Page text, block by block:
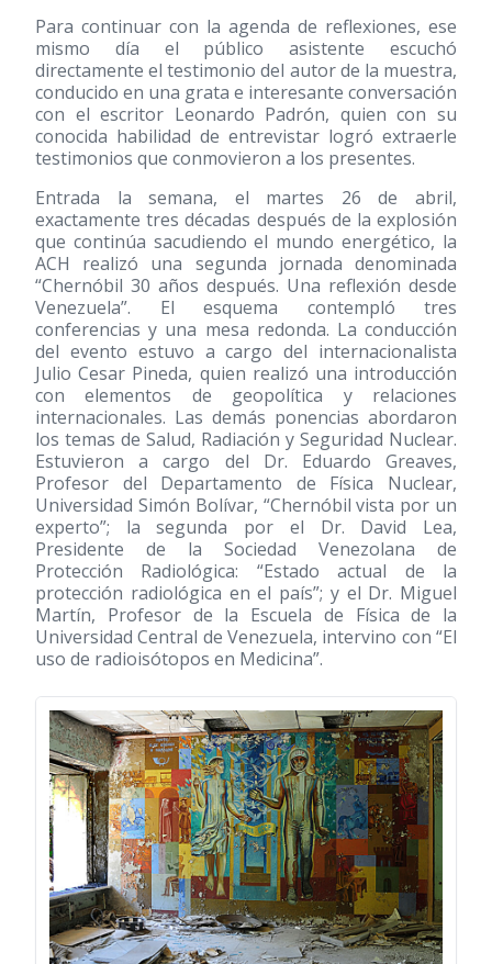
Para continuar con la agenda de reflexiones, ese
mismo día el público asistente escuchó
directamente el testimonio del autor de la muestra,
conducido en una grata e interesante conversación
con el escritor Leonardo Padrón, quien con su
conocida habilidad de entrevistar logró extraerle
testimonios que conmovieron a los presentes.
Entrada la semana, el martes 26 de abril,
exactamente tres décadas después de la explosión
que continúa sacudiendo el mundo energético, la
ACH realizó una segunda jornada denominada
“Chernóbil 30 años después. Una reflexión desde
Venezuela”. El esquema contempló tres
conferencias y una mesa redonda. La conducción
del evento estuvo a cargo del internacionalista
Julio Cesar Pineda, quien realizó una introducción
con elementos de geopolítica y relaciones
internacionales. Las demás ponencias abordaron
los temas de Salud, Radiación y Seguridad Nuclear.
Estuvieron a cargo del Dr. Eduardo Greaves,
Profesor del Departamento de Física Nuclear,
Universidad Simón Bolívar, “Chernóbil vista por un
experto”; la segunda por el Dr. David Lea,
Presidente de la Sociedad Venezolana de
Protección Radiológica: “Estado actual de la
protección radiológica en el país”; y el Dr. Miguel
Martín, Profesor de la Escuela de Física de la
Universidad Central de Venezuela, intervino con “El
uso de radioisótopos en Medicina”.